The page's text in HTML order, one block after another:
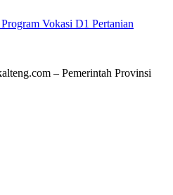
Vokasi D1 Pertanian
– Pemerintah Provinsi